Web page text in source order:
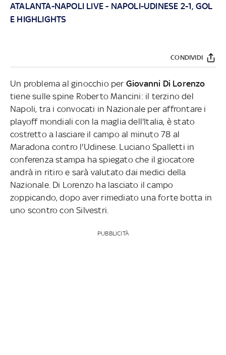
ATALANTA-NAPOLI LIVE - NAPOLI-UDINESE 2-1, GOL
E HIGHLIGHTS
CONDIVIDI
Un problema al ginocchio per Giovanni Di Lorenzo
tiene sulle spine Roberto Mancini: il terzino del
Napoli, tra i convocati in Nazionale per affrontare i
playoff mondiali con la maglia dell'Italia, è stato
costretto a lasciare il campo al minuto 78 al
Maradona contro l'Udinese. Luciano Spalletti in
conferenza stampa ha spiegato che il giocatore
andrà in ritiro e sarà valutato dai medici della
Nazionale. Di Lorenzo ha lasciato il campo
zoppicando, dopo aver rimediato una forte botta in
uno scontro con Silvestri.
PUBBLICITÀ